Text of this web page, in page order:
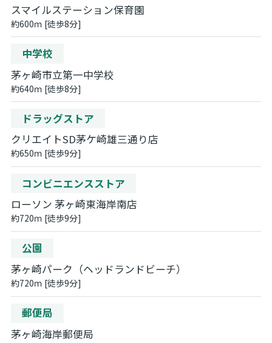
スマイルステーション保育園
約600ｍ [徒歩8分]
中学校
茅ヶ崎市立第一中学校
約640ｍ [徒歩8分]
ドラッグストア
クリエイトSD茅ケ崎雄三通り店
約650ｍ [徒歩9分]
コンビニエンスストア
ローソン 茅ヶ崎東海岸南店
約720ｍ [徒歩9分]
公園
茅ヶ崎パーク（ヘッドランドビーチ）
約720ｍ [徒歩9分]
郵便局
茅ヶ崎海岸郵便局